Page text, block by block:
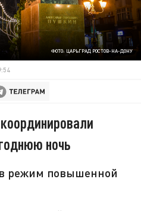
ФОТО: ЦАРЬГРАД РОСТОВ-НА-ДОНУ
ночь
режим повышенной